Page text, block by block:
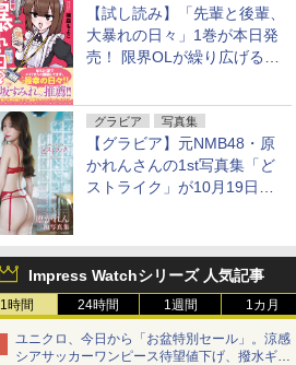
【試し読み】「先輩と後輩、
大暴れの日々」1巻が本日発
売！ 限界OLが繰り広げる禁
グラビア 写真集
【グラビア】元NMB48・原
かれんさんの1st写真集「ど
ストライク」が10月19日発
Impress Watchシリーズ 人気記事
1時間 24時間 1週間 1カ月
ユニクロ、今日から「お盆特別セール」。涼感
シアサッカーワンピース待望値下げ、撥水ギア